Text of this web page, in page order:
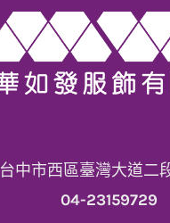
台中市西區臺灣大道二
04-23159729